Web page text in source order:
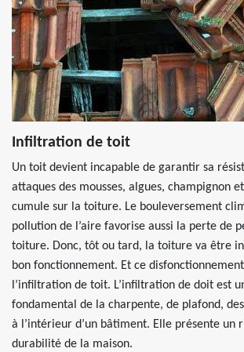
Infiltration de toit
Un toit devient incapable de garantir sa
attaques des mousses, algues, champignon
cumule sur la toiture. Le bouleversement
pollution de l’aire favorise aussi la perte de
toiture. Donc, tôt ou tard, la toiture va être
bon fonctionnement. Et ce
l’infiltration de toit. L’infiltration de doit est
fondamental de la charpente, de plafond,
à l’intérieur d’un bâtiment. Elle présente un
durabilité de la maison.